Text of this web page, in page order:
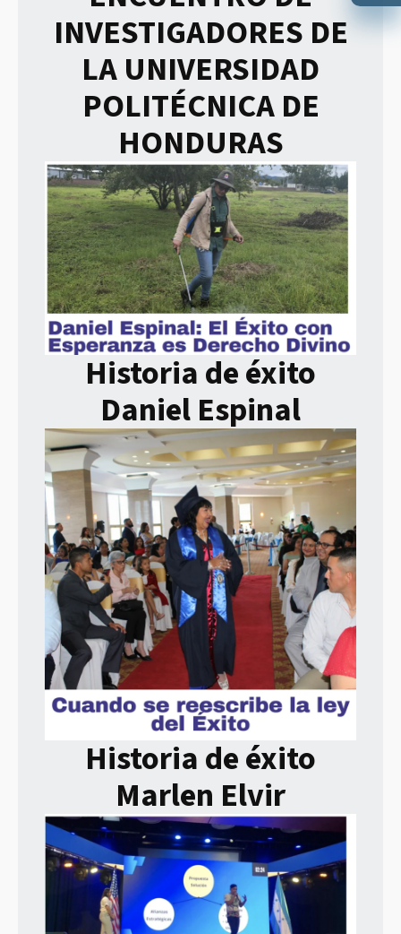
INVESTIGADORES DE
LA UNIVERSIDAD
POLITÉCNICA DE
HONDURAS
Historia de éxito
Daniel Espinal
Historia de éxito
Marlen Elvir